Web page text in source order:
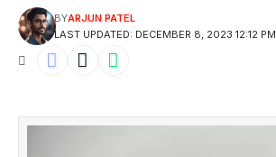
LAST UPDATED: DECEMBER 8, 2023 12:12 PM
BYARJUN PATEL